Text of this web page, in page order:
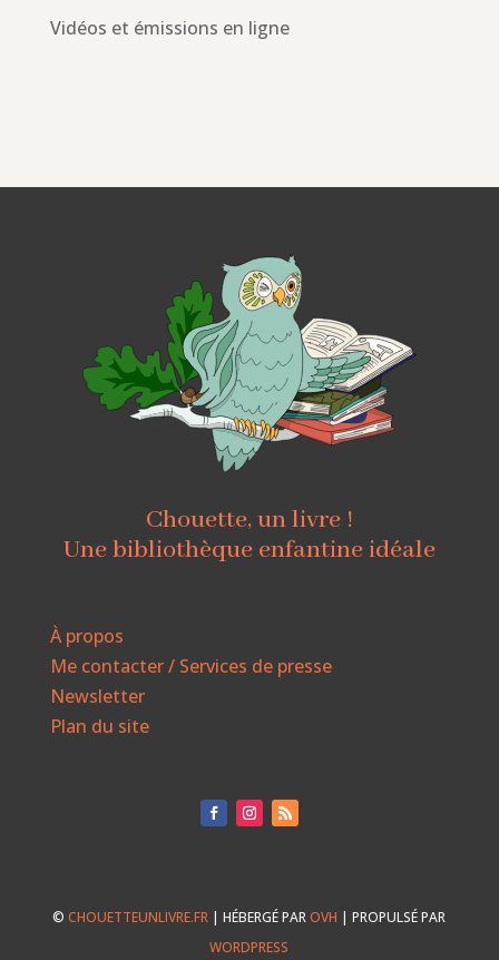
Vidéos et émissions en ligne
Chouette, un livre !
Une bibliothèque enfantine idéale
À propos
Me contacter / Services de presse
Newsletter
Plan du site
©CHOUETTEUNLIVRE.FR | HÉBERGÉ PAROVH | PROPULSÉ PAR
WORDPRESS